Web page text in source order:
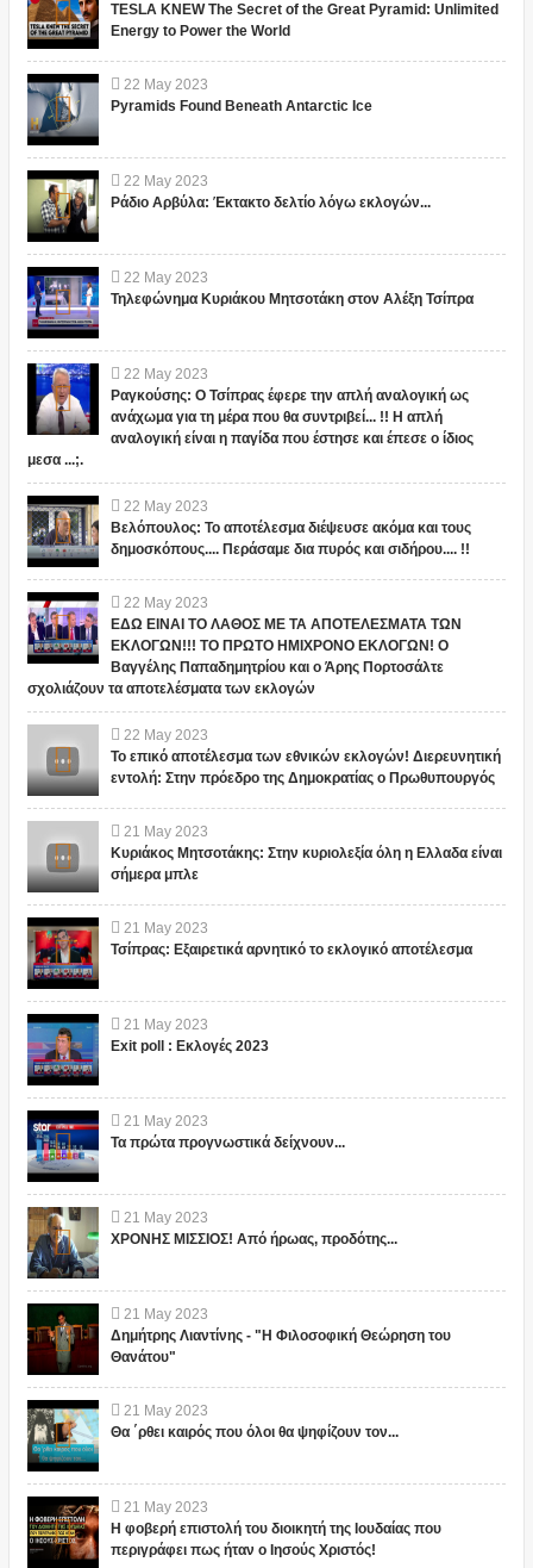
TESLA KNEW The Secret of the Great Pyramid: Unlimited
Energy to Power the World
22 May 2023
Pyramids Found Beneath Antarctic Ice
22 May 2023
Ράδιο Αρβύλα: Έκτακτο δελτίο λόγω εκλογών...
22 May 2023
Τηλεφώνημα Κυριάκου Μητσοτάκη στον Αλέξη Τσίπρα
22 May 2023
Ραγκούσης: Ο Τσίπρας έφερε την απλή αναλογική ως
ανάχωμα για τη μέρα που θα συντριβεί... !! Η απλή
αναλογική είναι η παγίδα που έστησε και έπεσε ο ίδιος
μεσα ...;.
22 May 2023
Βελόπουλος: Το αποτέλεσμα διέψευσε ακόμα και τους
δημοσκόπους.... Περάσαμε δια πυρός και σιδήρου.... !!
22 May 2023
ΕΔΩ ΕΙΝΑΙ ΤΟ ΛΑΘΟΣ ΜΕ ΤΑ ΑΠΟΤΕΛΕΣΜΑΤΑ ΤΩΝ
ΕΚΛΟΓΩΝ!!! ΤΟ ΠΡΩΤΟ ΗΜΙΧΡΟΝΟ ΕΚΛΟΓΩΝ! Ο
Βαγγέλης Παπαδημητρίου και ο Άρης Πορτοσάλτε
σχολιάζουν τα αποτελέσματα των εκλογών
22 May 2023
Το επικό αποτέλεσμα των εθνικών εκλογών! Διερευνητική
εντολή: Στην πρόεδρο της Δημοκρατίας ο Πρωθυπουργός
21 May 2023
Κυριάκος Μητσοτάκης: Στην κυριολεξία όλη η Ελλαδα είναι
σήμερα μπλε
21 May 2023
Τσίπρας: Εξαιρετικά αρνητικό το εκλογικό αποτέλεσμα
21 May 2023
Exit poll : Εκλογές 2023
21 May 2023
Τα πρώτα προγνωστικά δείχνουν...
21 May 2023
ΧΡΟΝΗΣ ΜΙΣΣΙΟΣ! Από ήρωας, προδότης...
21 May 2023
Δημήτρης Λιαντίνης - "Η Φιλοσοφική Θεώρηση του
Θανάτου"
21 May 2023
Θα ΄ρθει καιρός που όλοι θα ψηφίζουν τον...
21 May 2023
Η φοβερή επιστολή του διοικητή της Ιουδαίας που
περιγράφει πως ήταν ο Ιησούς Χριστός!